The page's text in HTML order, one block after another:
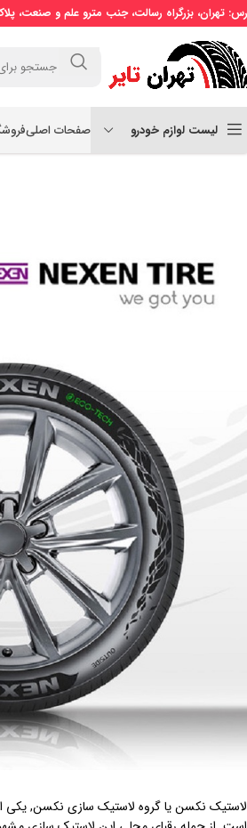
تهران، بزرگراه رسالت، جنب مترو علم و صنعت، پلاک
لیست لوازم خودرو صفحات اصلی